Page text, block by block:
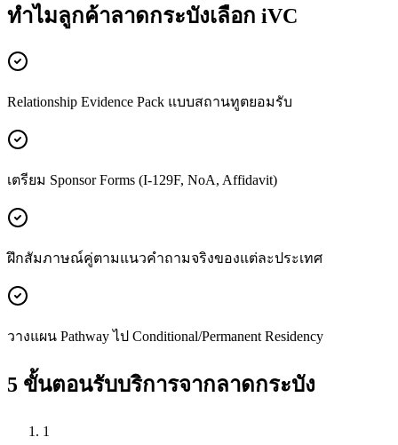
ทำไมลูกค้าลาดกระบังเลือก iVC
Relationship Evidence Pack แบบสถานทูตยอมรับ
เตรียม Sponsor Forms (I-129F, NoA, Affidavit)
ฝึกสัมภาษณ์คู่ตามแนวคำถามจริงของแต่ละประเทศ
วางแผน Pathway ไป Conditional/Permanent Residency
5 ขั้นตอนรับบริการจากลาดกระบัง
1